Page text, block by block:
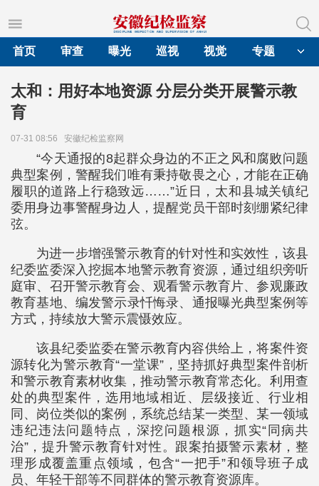
首页
审查 曝光 巡视 视觉 专题
太和：用好本地资源 分层分类开展警示教
育
07-31 08:56 安徽纪检监察网
“今天通报的8起群众身边的不正之风和腐败问题
典型案例，警醒我们唯有秉持敬畏之心，才能在正确
履职的道路上行稳致远……”近日，太和县城关镇纪
委用身边事警醒身边人，提醒党员干部时刻绷紧纪律
弦。
为进一步增强警示教育的针对性和实效性，该县
纪委监委深入挖掘本地警示教育资源，通过组织旁听
庭审、召开警示教育会、观看警示教育片、参观廉政
教育基地、编发警示录忏悔录、通报曝光典型案例等
方式，持续放大警示震慑效应。
该县纪委监委在警示教育内容供给上，将案件资
源转化为警示教育“一堂课”，坚持抓好典型案件剖析
和警示教育素材收集，推动警示教育常态化。利用查
处的典型案件，选用地域相近、层级接近、行业相
同、岗位类似的案例，系统总结某一类型、某一领域
违纪违法问题特点，深挖问题根源，抓实“同病共
治”，提升警示教育针对性。跟案拍摄警示素材，整
理形成覆盖重点领域，包含“一把手”和领导班子成
员、年轻干部等不同群体的警示教育资源库。